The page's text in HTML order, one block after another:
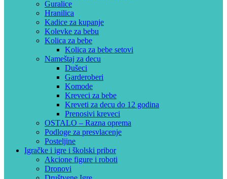
Guralice
Hranilica
Kadice za kupanje
Kolevke za bebu
Kolica za bebe
Kolica za bebe setovi
Nameštaj za decu
Dušeci
Garderoberi
Komode
Kreveci za bebe
Kreveti za decu do 12 godina
Prenosivi kreveci
OSTALO – Razna oprema
Podloge za presvlacenje
Posteljine
Igračke i igre i školski pribor
Akcione figure i roboti
Dronovi